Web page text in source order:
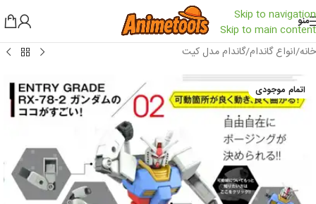
Skip to navigation
Skip to main content
منو
خانه/انواع گاندام/گاندام مدل کیت
اتمام موجودی